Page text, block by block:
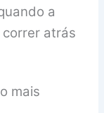
a
atrás
mais